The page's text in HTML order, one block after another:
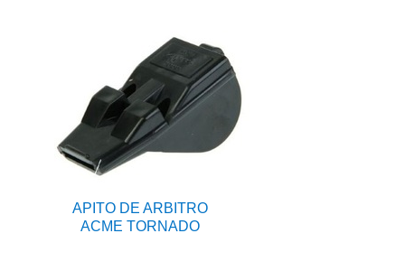
APITO DE ARBITRO
ACME TORNADO